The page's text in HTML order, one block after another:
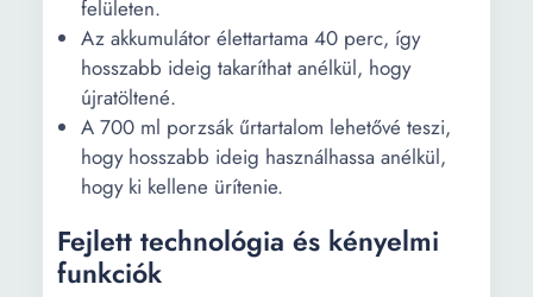
felületen.
Az akkumulátor élettartama 40 perc, így
hosszabb ideig takaríthat anélkül, hogy
újratöltené.
A 700 ml porzsák űrtartalom lehetővé teszi,
hogy hosszabb ideig használhassa anélkül,
hogy ki kellene ürítenie.
Fejlett technológia és kényelmi
funkciók